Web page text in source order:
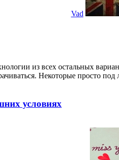
Vad
из всех остальных
Некоторые просто под
условиях